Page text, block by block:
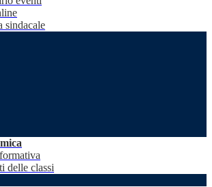
sindacale
delle classi